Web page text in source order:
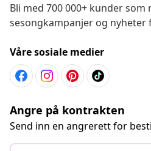
Bli med 700 000+ kunder
sesongkampanjer og nyheter
Våre sosiale medier
Angre på kontrakten
Send inn en angrerett for